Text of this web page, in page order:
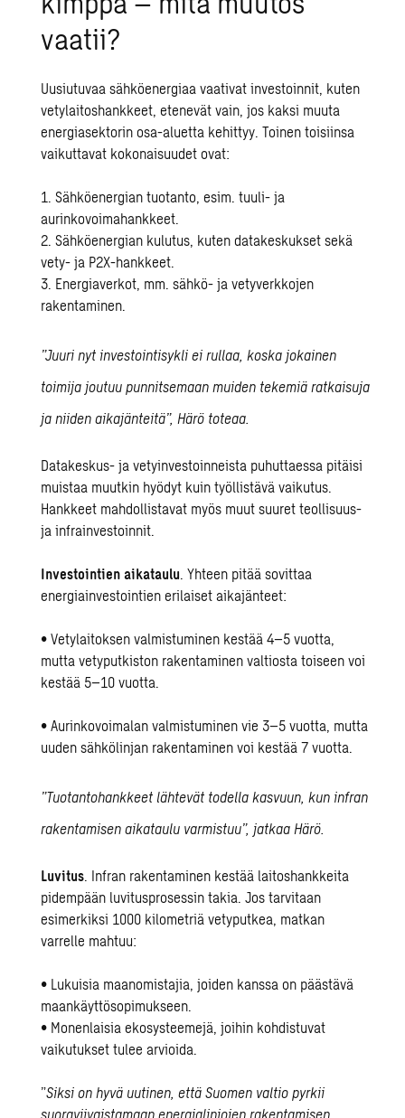
vaatii?
Uusiutuvaa sähköenergiaa vaativat investoinnit, kuten
vetylaitoshankkeet, etenevät vain, jos kaksi muuta
energiasektorin osa-aluetta kehittyy. Toinen toisiinsa
vaikuttavat kokonaisuudet ovat:
1. Sähköenergian tuotanto, esim. tuuli- ja
aurinkovoimahankkeet.
2. Sähköenergian kulutus, kuten datakeskukset sekä
vety- ja P2X-hankkeet.
3. Energiaverkot, mm. sähkö- ja vetyverkkojen
rakentaminen.
”Juuri nyt investointisykli ei rullaa, koska jokainen
toimija joutuu punnitsemaan muiden tekemiä ratkaisuja
ja niiden aikajänteitä”, Härö toteaa.
Datakeskus- ja vetyinvestoinneista puhuttaessa pitäisi
muistaa muutkin hyödyt kuin työllistävä vaikutus.
Hankkeet mahdollistavat myös muut suuret teollisuus-
ja infrainvestoinnit.
Investointien aikataulu. Yhteen pitää sovittaa
energiainvestointien erilaiset aikajänteet:
• Vetylaitoksen valmistuminen kestää 4–5 vuotta,
mutta vetyputkiston rakentaminen valtiosta toiseen voi
kestää 5–10 vuotta.
• Aurinkovoimalan valmistuminen vie 3–5 vuotta, mutta
uuden sähkölinjan rakentaminen voi kestää 7 vuotta.
”Tuotantohankkeet lähtevät todella kasvuun, kun infran
rakentamisen aikataulu varmistuu”, jatkaa Härö.
Luvitus. Infran rakentaminen kestää laitoshankkeita
pidempään luvitusprosessin takia. Jos tarvitaan
esimerkiksi 1000 kilometriä vetyputkea, matkan
varrelle mahtuu:
• Lukuisia maanomistajia, joiden kanssa on päästävä
maankäyttösopimukseen.
• Monenlaisia ekosysteemejä, joihin kohdistuvat
vaikutukset tulee arvioida.
”Siksi on hyvä uutinen, että Suomen valtio pyrkii
suoraviivaistamaan energialinjojen rakentamisen